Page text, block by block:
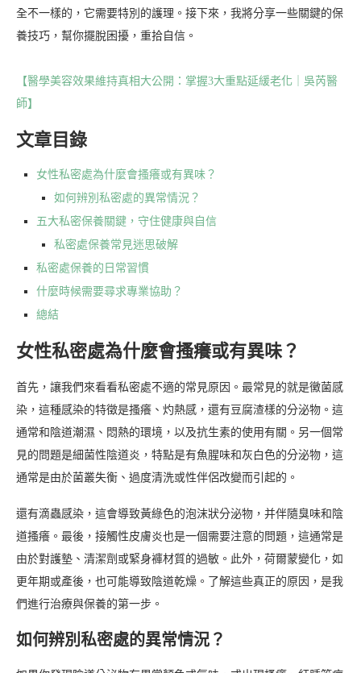
全不一樣的，它需要特別的護理。接下來，我將分享一些關鍵的保
養技巧，幫你擺脫困擾，重拾自信。
【醫學美容效果維持真相大公開：掌握3大重點延緩老化｜吳芮醫
師】
文章目錄
女性私密處為什麼會搔癢或有異味？
如何辨別私密處的異常情況？
五大私密保養關鍵，守住健康與自信
私密處保養常見迷思破解
私密處保養的日常習慣
什麼時候需要尋求專業協助？
總結
女性私密處為什麼會搔癢或有異味？
首先，讓我們來看看私密處不適的常見原因。最常見的就是黴菌感
染，這種感染的特徵是搔癢、灼熱感，還有豆腐渣樣的分泌物。這
通常和陰道潮濕、悶熱的環境，以及抗生素的使用有關。另一個常
見的問題是細菌性陰道炎，特點是有魚腥味和灰白色的分泌物，這
通常是由於菌叢失衡、過度清洗或性伴侶改變而引起的。
還有滴蟲感染，這會導致黃綠色的泡沫狀分泌物，并伴隨臭味和陰
道搔癢。最後，接觸性皮膚炎也是一個需要注意的問題，這通常是
由於對護墊、清潔劑或緊身褲材質的過敏。此外，荷爾蒙變化，如
更年期或產後，也可能導致陰道乾燥。了解這些真正的原因，是我
們進行治療與保養的第一步。
如何辨別私密處的異常情況？